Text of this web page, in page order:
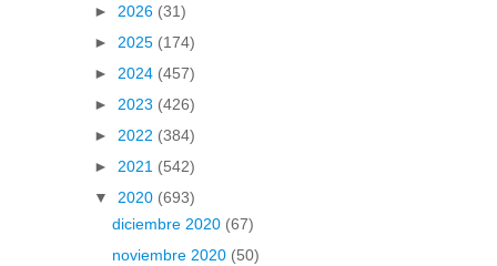
► 2026 (31)
► 2025 (174)
► 2024 (457)
► 2023 (426)
► 2022 (384)
► 2021 (542)
▼ 2020 (693)
diciembre 2020 (67)
noviembre 2020 (50)